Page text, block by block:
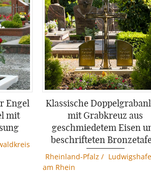
Engel
mit
Klassische
mit Grabkreuz aus
geschmiedetem Eisen
beschrifteten
Rheinland-Pfalz /
am Rhein